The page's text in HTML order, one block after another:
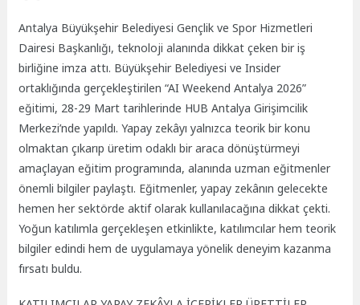
Antalya Büyükşehir Belediyesi Gençlik ve Spor Hizmetleri
Dairesi Başkanlığı, teknoloji alanında dikkat çeken bir iş
birliğine imza attı. Büyükşehir Belediyesi ve Insider
ortaklığında gerçekleştirilen “AI Weekend Antalya 2026”
eğitimi, 28-29 Mart tarihlerinde HUB Antalya Girişimcilik
Merkezi’nde yapıldı. Yapay zekâyı yalnızca teorik bir konu
olmaktan çıkarıp üretim odaklı bir araca dönüştürmeyi
amaçlayan eğitim programında, alanında uzman eğitmenler
önemli bilgiler paylaştı. Eğitmenler, yapay zekânın gelecekte
hemen her sektörde aktif olarak kullanılacağına dikkat çekti.
Yoğun katılımla gerçekleşen etkinlikte, katılımcılar hem teorik
bilgiler edindi hem de uygulamaya yönelik deneyim kazanma
fırsatı buldu.